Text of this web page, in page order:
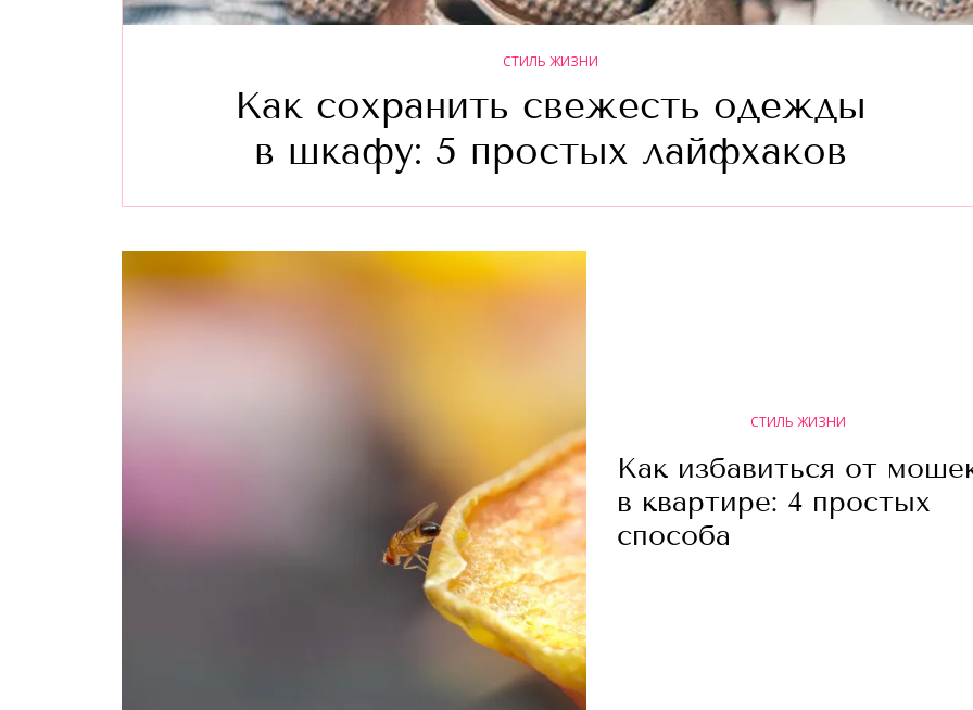
СТИЛЬ ЖИЗНИ
Как сохранить свежесть одежды
в шкафу: 5 простых лайфхаков
СТИЛЬ ЖИЗНИ
Как избавиться от
в квартире: 4 простых
способа